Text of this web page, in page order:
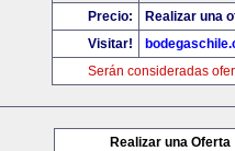
Precio:
Realizar una
Visitar!
Serán consideradas
Realizar una Oferta